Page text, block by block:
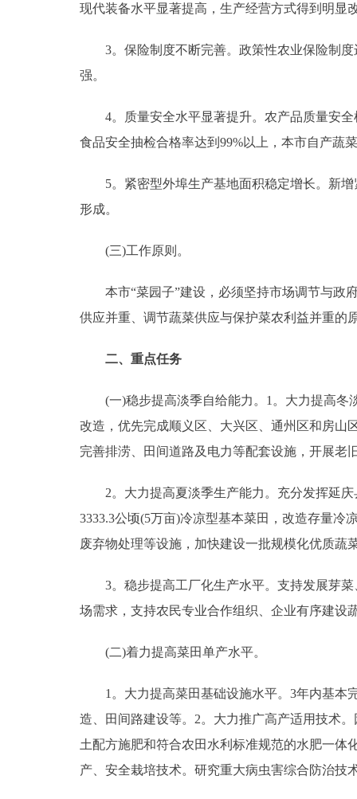
现代装备水平显著提高，生产经营方式得到明显
3。保险制度不断完善。政策性农业保险制度
强。
4。质量安全水平显著提升。农产品质量安全
食品安全抽检合格率达到99%以上，本市自产蔬
5。紧密型外埠生产基地面积稳定增长。新增
形成。
(三)工作原则。
本市“菜园子”建设，必须坚持市场调节与政府
供应并重、调节蔬菜供应与保护菜农利益并重的
二、重点任务
(一)稳步提高淡季自给能力。1。大力提高冬淡
改造，优先完成顺义区、大兴区、通州区和房山
完善排涝、田间道路及电力等配套设施，开展老
2。大力提高夏淡季生产能力。充分发挥延庆
3333.3公顷(5万亩)冷凉型基本菜田，改造存量
废弃物处理等设施，加快建设一批规模化优质蔬
3。稳步提高工厂化生产水平。支持发展芽菜
场需求，支持农民专业合作组织、企业有序建设
(二)着力提高菜田单产水平。
1。大力提高菜田基础设施水平。3年内基本
造、田间路建设等。2。大力推广高产适用技术
土配方施肥和符合农田水利标准规范的水肥一体
产、安全栽培技术。研究重大病虫害综合防治技